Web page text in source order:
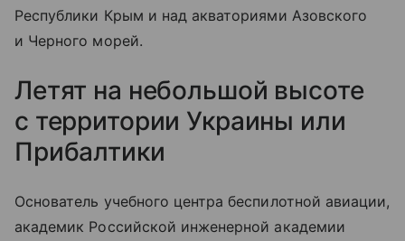
Республики Крым и над акваториями Азовского
и Черного морей.
Летят на небольшой высоте
с территории Украины или
Прибалтики
Основатель учебного центра беспилотной авиации,
академик Российской инженерной академии